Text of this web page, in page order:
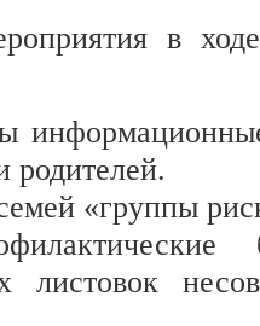
в
родителей.
«группы
листовок